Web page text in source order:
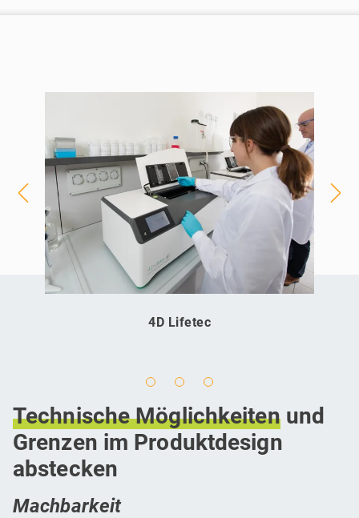
Technische Möglichkeitenund
Grenzen im Produktdesign
abstecken
Machbarkeit
4D Lifetec